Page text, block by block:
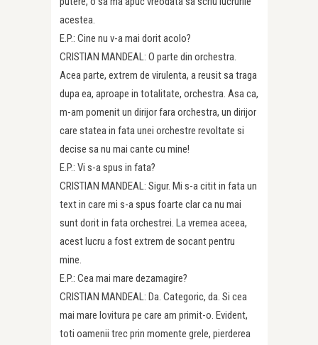
acestea.
E.P.: Cine nu v-a mai dorit acolo?
CRISTIAN MANDEAL: O parte din orchestra.
Acea parte, extrem de virulenta, a reusit sa traga
dupa ea, aproape in totalitate, orchestra. Asa ca,
m-am pomenit un dirijor fara orchestra, un dirijor
care statea in fata unei orchestre revoltate si
decise sa nu mai cante cu mine!
E.P.: Vi s-a spus in fata?
CRISTIAN MANDEAL: Sigur. Mi s-a citit in fata un
text in care mi s-a spus foarte clar ca nu mai
sunt dorit in fata orchestrei. La vremea aceea,
acest lucru a fost extrem de socant pentru
mine.
E.P.: Cea mai mare dezamagire?
CRISTIAN MANDEAL: Da. Categoric, da. Si cea
mai mare lovitura pe care am primit-o. Evident,
toti oamenii trec prin momente grele, pierderea